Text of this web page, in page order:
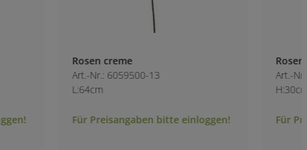
Rosen creme
Art.-Nr.: 6059500-13
Für Preisangaben bitte einloggen!
Rosen-Eistieler
Art.-Nr.: 6060000-13
Für